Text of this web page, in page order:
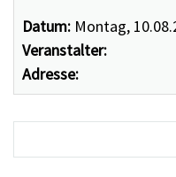
Datum: Montag,
Veranstalter:
Adresse: